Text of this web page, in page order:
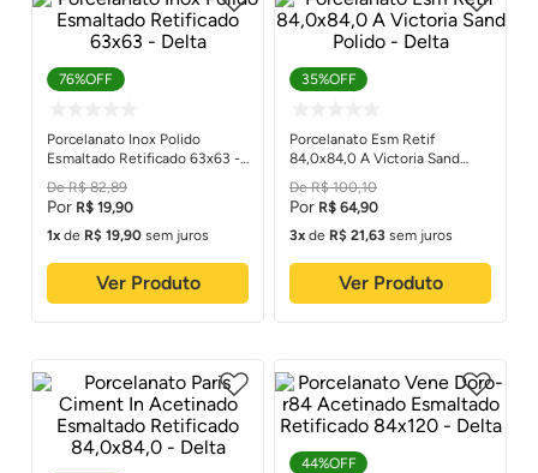
76%OFF
Porcelanato Inox Polido
Esmaltado Retificado 63x63 -
R$ 82,89
R$ 19,90
1
de R$ 19,90 sem juros
Ver Produto
35%OFF
Porcelanato Esm Retif
84,0x84,0 A Victoria Sand
R$ 100,10
R$ 64,90
3
de R$ 21,63 sem juros
Ver Produto
44%OFF